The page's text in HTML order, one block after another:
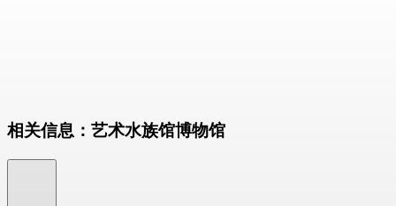
相关信息：艺术水族馆博物馆